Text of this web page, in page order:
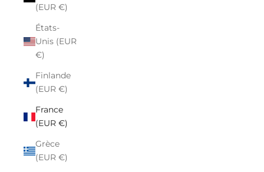
(EUR €)
États-
Unis (EUR
€)
Finlande
(EUR €)
France
(EUR €)
Grèce
(EUR €)